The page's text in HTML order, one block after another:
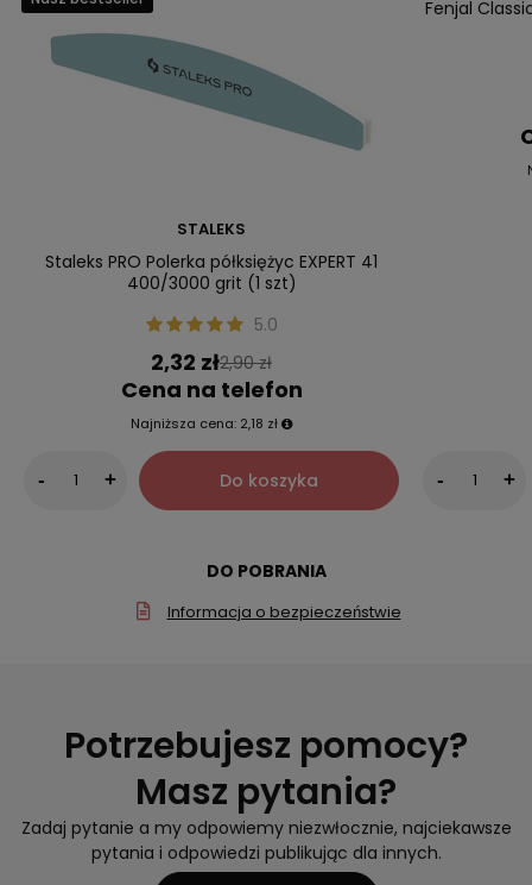
STALEKS
Staleks PRO Polerka półksiężyc EXPERT 41
400/3000 grit (1 szt)
5.0
2,32 zł2,90 zł
Cena na telefon
Najniższa cena: 2,18 zł
- + Do koszyka
Fenjal
- +
DO POBRANIA
Informacja o bezpieczeństwie
Potrzebujesz pomocy?
Masz pytania?
Zadaj pytanie a my odpowiemy niezwłocznie, najciekawsze
pytania i odpowiedzi publikując dla innych.